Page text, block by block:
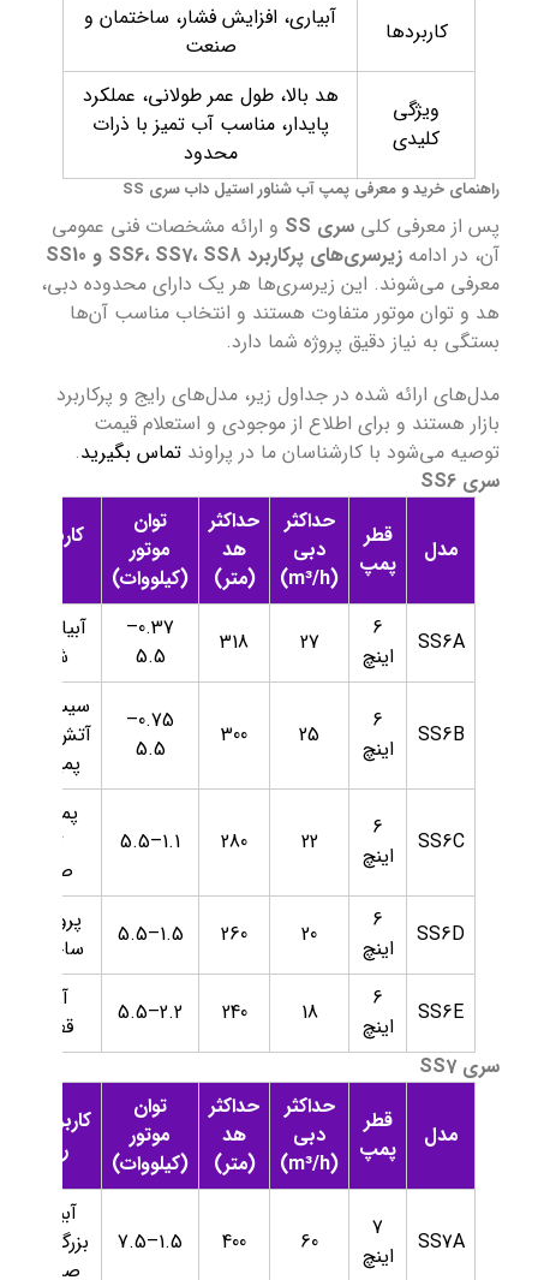
کاربردها
آبیاری، افزایش فشار، ساختمان و
صنعت
ویژگی
کلیدی
هد بالا، طول عمر طولانی، عملکرد
پایدار، مناسب آب تمیز با ذرات
محدود
راهنمای خرید و معرفی پمپ آب شناور استیل داب سری SS
پس از معرفی کلیسری SS
و ارائه مشخصات فنی عمومی
آن، در ادامهزیرسری‌های پرکاربرد SS6، SS7، SS8 و SS10
معرفی می‌شوند. این زیرسری‌ها هر یک دارای محدوده دبی،
هد و توان موتور متفاوت هستند و انتخاب مناسب آن‌ها
بستگی به نیاز دقیق پروژه شما دارد.
مدل‌های ارائه شده در جداول زیر، مدل‌های رایج و پرکاربرد
بازار هستند و برای اطلاع از موجودی و استعلام قیمت
توصیه می‌شود با کارشناسان ما در پراوندتماس بگیرید.
سری SS6
مدل
قطر
پمپ
حداکثر
دبی
(m³/h)
حداکثر
هد
(متر)
توان
موتور
(کیلووات)
کاربردهای
SS6A
6
اینچ
27
318
0.37–
5.5
آبیاری، آب
شهری
SS6B
6
اینچ
25
300
0.75–
5.5
سیستم‌های
آتش‌نشانی،
پمپاژ چاه
SS6C
6
اینچ
22
280
1.1–5.5
پمپاژ آب
تمیز،
صنعتی
SS6D
6
اینچ
20
260
1.5–5.5
پروژه‌های
ساختمانی
SS6E
6
اینچ
18
240
2.2–5.5
آبیاری
قطره‌ای
سری SS7
مدل
قطر
پمپ
حداکثر
دبی
(m³/h)
حداکثر
هد
(متر)
توان
موتور
(کیلووات)
کاربردهای
رایج
SS7A
7
اینچ
60
400
1.5–7.5
آبیاری
بزرگ، آب
صنعتی